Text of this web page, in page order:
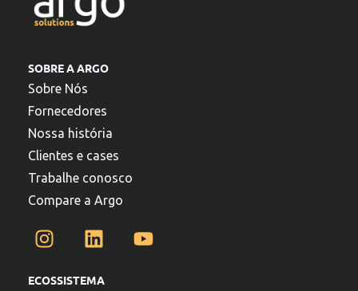
SOBRE A ARGO
Sobre Nós
Fornecedores
Nossa história
Clientes e cases
Trabalhe conosco
Compare a Argo
ECOSSISTEMA